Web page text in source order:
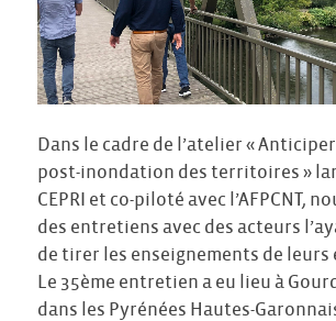
Dans le cadre de l’atelier «
post-inondation des territoires »
CEPRI et co-piloté avec l’AFPCNT,
des entretiens avec des acteurs
de tirer les enseignements de leurs
Le 35ème entretien a eu lieu à
dans les Pyrénées Hautes-